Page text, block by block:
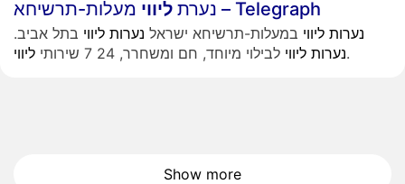
נערת ליווי מעלות-תרשיחא – Telegraph
נערות ליווי במעלות-תרשיחא ישראל נערות ליווי בתל אביב.
נערות ליווי לבילוי מיוחד, חם ומשחרר, 24 7 שירותי ליווי .
Show more